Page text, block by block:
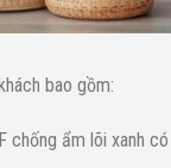
bao gồm:
chống ẩm lõi xanh